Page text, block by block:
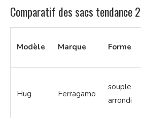
Comparatif des sacs tendance
Modèle Marque Forme
Hug Ferragamo
souple
arrondi